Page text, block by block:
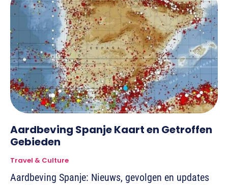
Aardbeving Spanje Kaart en Getroffen
Gebieden
Travel & Culture
Aardbeving Spanje: Nieuws, gevolgen en updates